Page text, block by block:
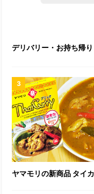
デリバリー・お持ち帰り
ヤマモリの新商品 タイ